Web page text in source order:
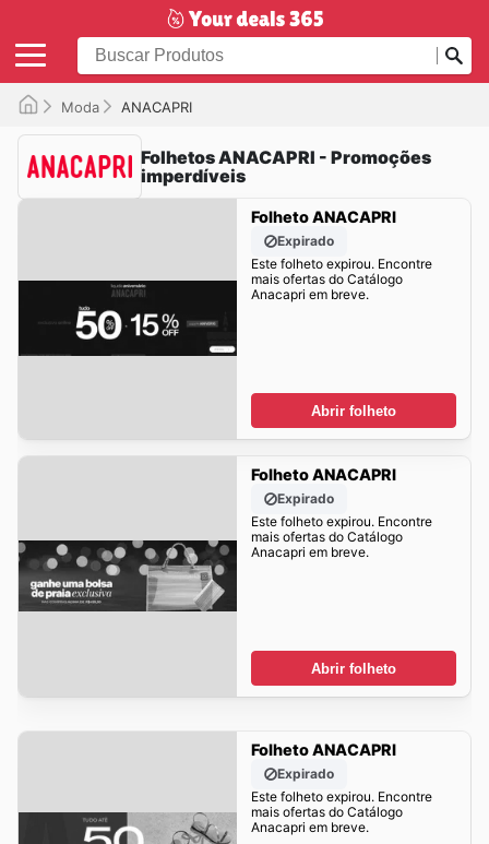
Moda ANACAPRI
Folhetos ANACAPRI - Promoções
imperdíveis
Folheto ANACAPRI
Expirado
Este folheto expirou. Encontre
mais ofertas do Catálogo
Anacapri em breve.
Abrir folheto
Folheto ANACAPRI
Expirado
Este folheto expirou. Encontre
mais ofertas do Catálogo
Anacapri em breve.
Abrir folheto
Folheto ANACAPRI
Expirado
Este folheto expirou. Encontre
mais ofertas do Catálogo
Anacapri em breve.